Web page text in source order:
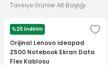
Tavsiye Ürünler Alt Başlığı
%25 İndirim
LENOVO
Orijinal Lenovo ideapad
Z500 Notebook Ekran Data
Flex Kablosu